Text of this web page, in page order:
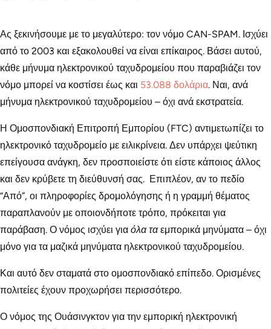
Ας ξεκινήσουμε με το μεγαλύτερο: τον νόμο CAN-SPAM. Ισχύει
από το 2003 και εξακολουθεί να είναι επίκαιρος. Βάσει αυτού,
κάθε μήνυμα ηλεκτρονικού ταχυδρομείου που παραβιάζει τον
νόμο μπορεί να κοστίσει έως και 53.088 δολάρια. Ναι, ανά
μήνυμα ηλεκτρονικού ταχυδρομείου – όχι ανά εκστρατεία.
Η Ομοσπονδιακή Επιτροπή Εμπορίου (FTC) αντιμετωπίζει το
ηλεκτρονικό ταχυδρομείο με ειλικρίνεια. Δεν υπάρχει ψεύτικη
επείγουσα ανάγκη, δεν προσποιείστε ότι είστε κάποιος άλλος
και δεν κρύβετε τη διεύθυνσή σας. Επιπλέον, αν το πεδίο
“Από”, οι πληροφορίες δρομολόγησης ή η γραμμή θέματος
παραπλανούν με οποιονδήποτε τρόπο, πρόκειται για
παράβαση. Ο νόμος ισχύει για όλα ταεμπορικά μηνύματα – όχι
μόνο για τα μαζικά μηνύματα ηλεκτρονικού ταχυδρομείου.
Και αυτό δεν σταματά στο ομοσπονδιακό επίπεδο. Ορισμένες
πολιτείες έχουν προχωρήσει περισσότερο.
Ο νόμος της Ουάσινγκτον για την εμπορική ηλεκτρονική